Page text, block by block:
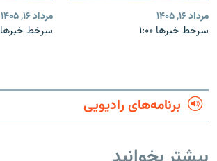
مرداد ۱۶, ۱۴۰۵
سرخط خبرها ۱:۰۰
مرداد ۱۶, ۱۴۰۵
سرخط خبرها ۰۰:۰۰
برنامه‌های رادیویی